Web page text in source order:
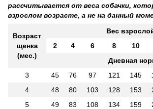
рассчитывается от веса собачки,
взрослом возрасте, а не на данный
Возраст
щенка
(мес.)
Вес
2
4 6 8 10
Дневная
3
45 76 97 121 145
4
48 80 103 128 153
5
49 83 108 134 159